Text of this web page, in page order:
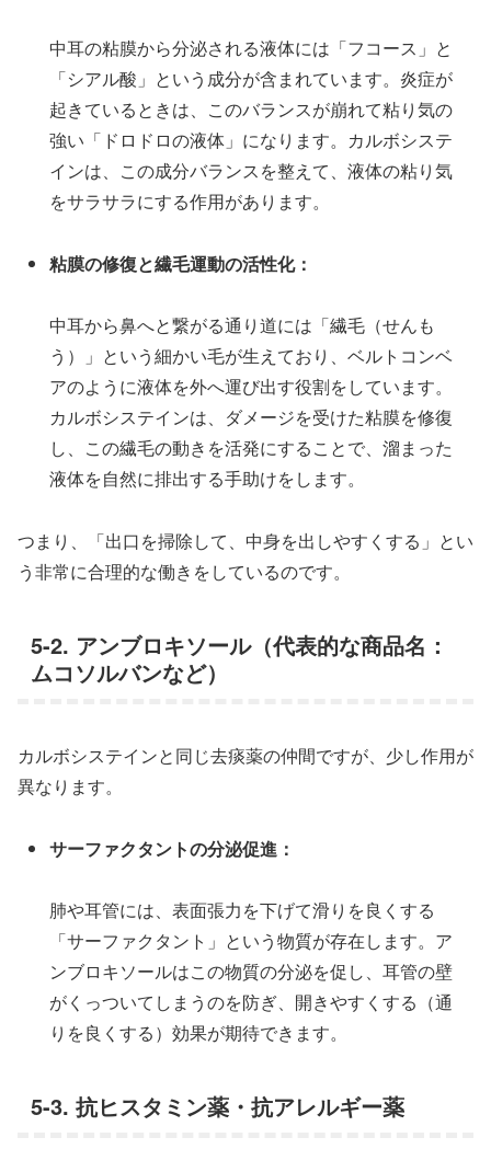
中耳の粘膜から分泌される液体には「フコース」と
「シアル酸」という成分が含まれています。炎症が
起きているときは、このバランスが崩れて粘り気の
強い「ドロドロの液体」になります。カルボシステ
インは、この成分バランスを整えて、液体の粘り気
をサラサラにする作用があります。
粘膜の修復と繊毛運動の活性化：
中耳から鼻へと繋がる通り道には「繊毛（せんも
う）」という細かい毛が生えており、ベルトコンベ
アのように液体を外へ運び出す役割をしています。
カルボシステインは、ダメージを受けた粘膜を修復
し、この繊毛の動きを活発にすることで、溜まった
液体を自然に排出する手助けをします。
つまり、「出口を掃除して、中身を出しやすくする」とい
う非常に合理的な働きをしているのです。
5-2. アンブロキソール（代表的な商品名：
ムコソルバンなど）
カルボシステインと同じ去痰薬の仲間ですが、少し作用が
異なります。
サーファクタントの分泌促進：
肺や耳管には、表面張力を下げて滑りを良くする
「サーファクタント」という物質が存在します。ア
ンブロキソールはこの物質の分泌を促し、耳管の壁
がくっついてしまうのを防ぎ、開きやすくする（通
りを良くする）効果が期待できます。
5-3. 抗ヒスタミン薬・抗アレルギー薬